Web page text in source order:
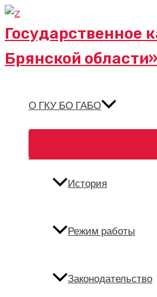
Перейти
кГосударственное
Брянской области»
О ГКУ БО ГАБО
История
Режим работы
Законодательство